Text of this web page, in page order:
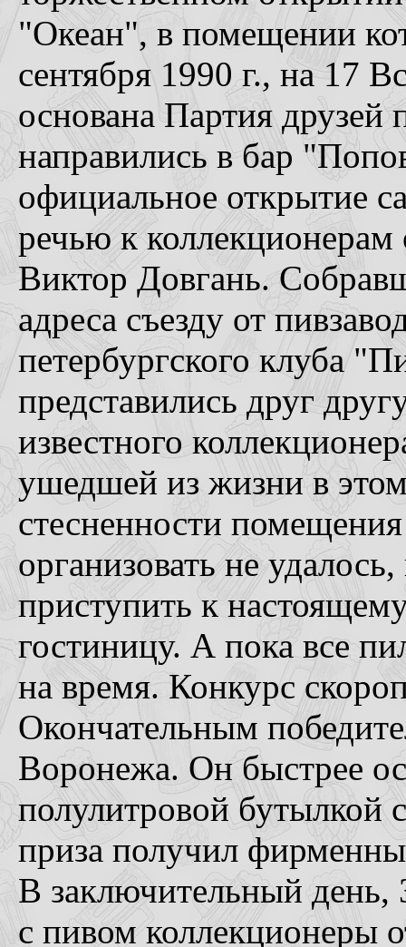
"Океан", в помещении
сентября 1990 г., на 17
основана Партия
направились в бар
официальное открытие
речью к
Виктор Довгань.
адреса съезду от
петербургского клуба
представились друг
известного
ушедшей из жизни в
стесненности
организовать не
приступить к
гостиницу. А пока все
на время. Конкурс
Окончательным
Воронежа. Он быстрее
полулитровой бутылкой
приза получил
В заключительный день,
с пивом коллекционеры